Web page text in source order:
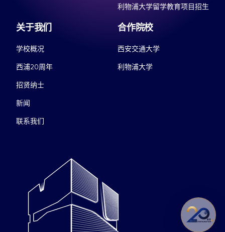
利物浦大学留学教育项目招生
关于我们
学校概况
西浦20周年
招贤纳士
新闻
联系我们
合作院校
西安交通大学
利物浦大学